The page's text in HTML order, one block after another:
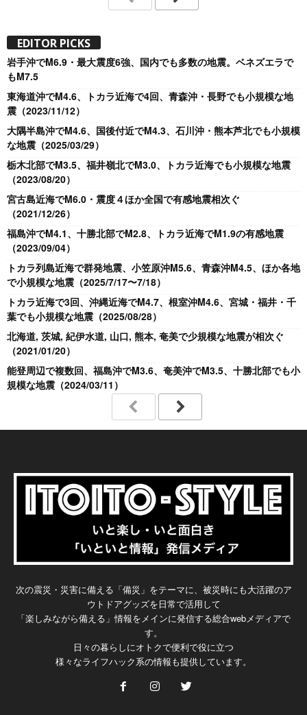
EDITOR PICKS
岩手沖でM6.9・最大震度6強、国内でも多数の地震。ベネズエラで
もM7.5
東海道沖でM4.6、トカラ近海で4回、青森沖・長野でも小規模な地
震（2023/11/12）
大隅半島沖でM4.6、国後付近でM4.3、石川沖・熊本芦北でも小規模
な地震（2025/03/29）
栃木北部でM3.5、福井嶺北でM3.0、トカラ近海でも小規模な地震
（2023/08/20）
宮古島近海でM6.0・震度４ほか全国で有感地震相次ぐ
（2021/12/26）
福島沖でM4.1、十勝北部でM2.8、トカラ近海でM1.9の有感地震
（2023/09/04）
トカラ列島近海で群発地震、小笠原沖M5.6、青森沖M4.5、ほか各地
で小規模な地震（2025/7/17〜7/18）
トカラ近海で3回、沖縄近海でM4.7、根室沖M4.6、宮城・福井・千
葉でも小規模な地震（2025/08/28）
北海道, 茨城, 紀伊水道, 山口, 熊本, 奄美で少規模な地震が相次ぐ
（2021/01/20）
能登周辺で複数回、福島沖でM3.6、奄美沖でM3.5、十勝北部でも小
規模な地震（2024/03/11）
次の震災・災害に備える「備災」をテーマに、被災時にも大活躍のア
ウトドアグッズを日常で活用して
「楽しみながら備える」情報をメインに発信する総合webメディアで
す。
日々の暮らしにオトクで便利で役に立つ
様々なライフハック系の情報も提供しています。